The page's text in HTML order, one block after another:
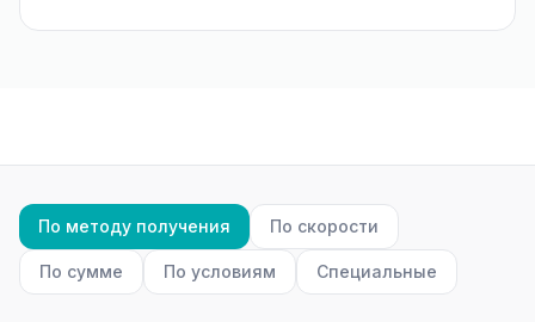
По методу получения По скорости
По сумме По условиям Специальные